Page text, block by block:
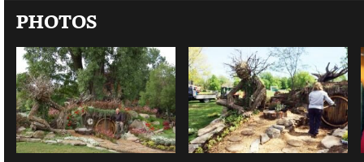
PHOTOS